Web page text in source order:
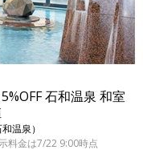
石和温泉 和室
温泉）
料金は7/22 9:00時点